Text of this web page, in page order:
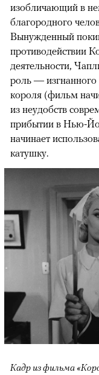
изобличающий в
благородного
Вынужденный
противодействии
деятельности,
роль — изгнанного
короля (фильм
из неудобств
прибытии в Нью-
начинает
катушку.
Кадр из фильма